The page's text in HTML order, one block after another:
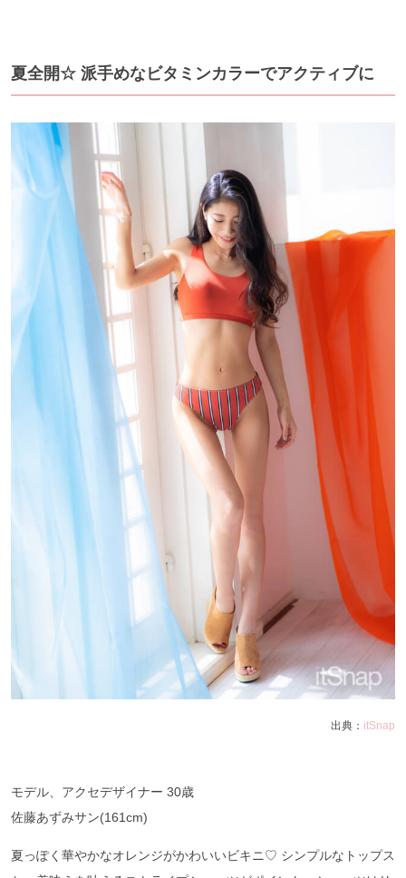
夏全開☆ 派手めなビタミンカラーでアクティブに
出典： itSnap
モデル、アクセデザイナー 30歳
佐藤あずみサン(161cm)
夏っぽく華やかなオレンジがかわいいビキニ♡ シンプルなトップス